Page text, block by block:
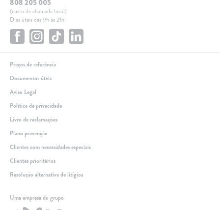
+351 259 348 634
808 205 005
(custo de chamada local)
Dias úteis das 9h às 21h
Preços de referência
Documentos úteis
Aviso Legal
Política de privacidade
Livro de reclamações
Plano prevenção
Clientes com necessidades especiais
Clientes prioritários
Resolução alternativa de litígios
Uma empresa do grupo